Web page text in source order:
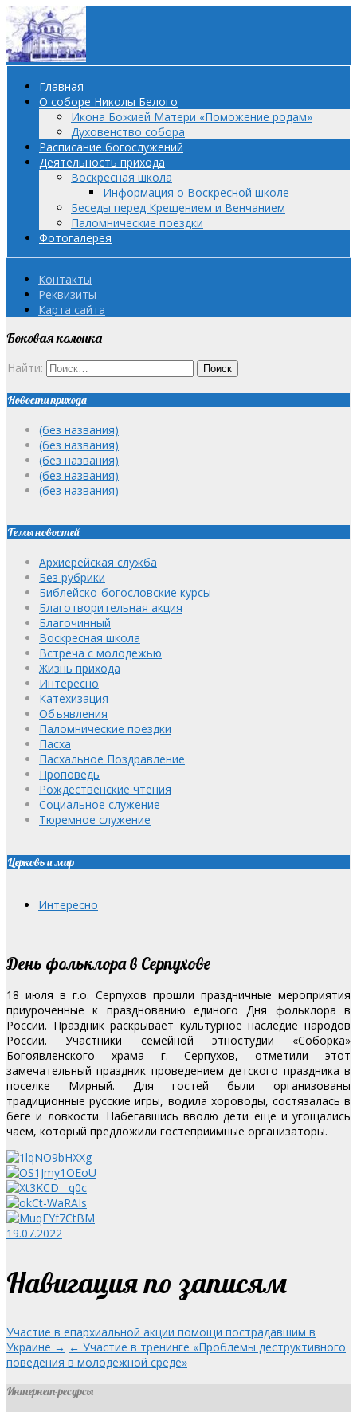
Главная
О соборе Николы Белого
Икона Божией Матери «Поможение родам»
Духовенство собора
Расписание богослужений
Деятельность прихода
Воскресная школа
Информация о Воскресной школе
Беседы перед Крещением и Венчанием
Паломнические поездки
Фотогалерея
Контакты
Реквизиты
Карта сайта
Боковая колонка
Найти:
Новости прихода
(без названия)
(без названия)
(без названия)
(без названия)
(без названия)
Темы новостей
Архиерейская служба
Без рубрики
Библейско-богословские курсы
Благотворительная акция
Благочинный
Воскресная школа
Встреча с молодежью
Жизнь прихода
Интересно
Катехизация
Объявления
Паломнические поездки
Пасха
Пасхальное Поздравление
Проповедь
Рождественские чтения
Социальное служение
Тюремное служение
Церковь и мир
Интересно
День фольклора в Серпухове
18 июля в г.о. Серпухов прошли праздничные мероприятия
приуроченные к празднованию единого Дня фольклора в
России. Праздник раскрывает культурное наследие народов
России.Участники семейной этностудии «Соборка»
Богоявленского храма г. Серпухов, отметили этот
замечательный праздник проведением детского праздника в
поселке Мирный. Для гостей были организованы
традиционные русские игры, водила хороводы, состязалась в
беге и ловкости. Набегавшись вволю дети еще и угощались
чаем, который предложили гостеприимные организаторы.
19.07.2022
Навигация по записям
Участие в епархиальной акции помощи пострадавшим в
Украине → ← Участие в тренинге «Проблемы деструктивного
поведения в молодёжной среде»
Интернет-ресурсы